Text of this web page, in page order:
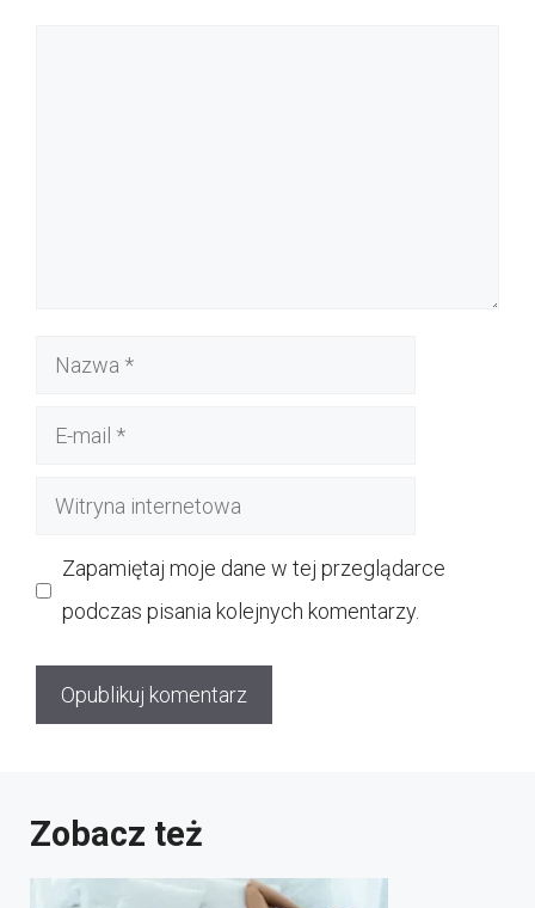
Nazwa
Witryna
Zapamiętaj moje dane w tej przeglądarce
podczas pisania kolejnych komentarzy.
Zobacz też